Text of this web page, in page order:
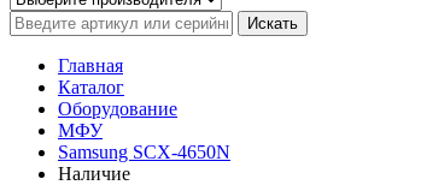
Искать
Главная
Каталог
Оборудование
МФУ
Samsung SCX-4650N
Наличие